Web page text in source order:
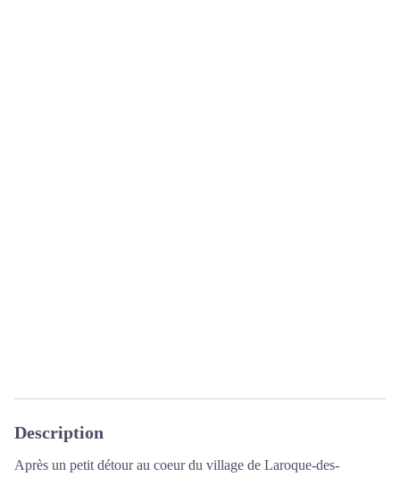
Description
Après un petit détour au coeur du village de Laroque-des-